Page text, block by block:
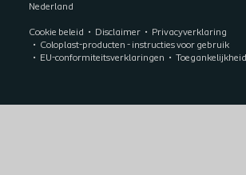
Nederland
Cookie beleid Disclaimer
Privacyverklaring
Coloplast-producten - instructies voor gebruik
EU-conformiteitsverklaringen
Toegankelijkheid